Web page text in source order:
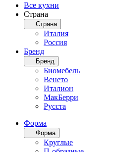
Все кухни
Страна
Страна
Италия
Россия
Бренд
Бренд
Биомебель
Венето
Италион
МакБерри
Русста
Форма
Форма
Круглые